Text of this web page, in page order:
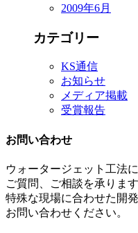
2009年6月
カテゴリー
KS通信
お知らせ
メディア掲載
受賞報告
お問い合わせ
ウォータージェット工法
ご質問、ご相談を承ります
特殊な現場に合わせた開
お問い合わせください。